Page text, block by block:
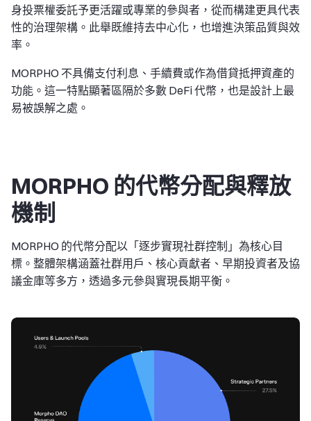
身投票權委託予更活躍或專業的參與者，從而構建更具代表
性的治理架構。此舉既維持去中心化，也增進決策品質與效
率。
MORPHO 不具備支付利息、手續費或作為借貸抵押資產的
功能。這一特點顯著區隔於多數 DeFi 代幣，也是設計上最
易被誤解之處。
MORPHO 的代幣分配與釋放
機制
MORPHO 的代幣分配以「逐步實現社群控制」為核心目
標。整體架構涵蓋社群用戶、核心貢獻者、早期投資者及協
議金庫等多方，透過多元參與實現長期平衡。